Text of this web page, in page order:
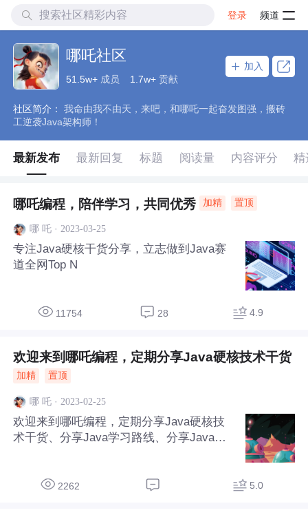
登录 频道
哪吒社区
51.5w+ 成员 1.7w+ 贡献
加入
社区简介：
我命由我不由天，来吧，和哪吒一起奋发图强，搬砖
工逆袭Java架构师！
最新发布 最新回复 标题 阅读量 内容评分 精
哪吒编程，陪伴学习，共同优秀 加精 置顶
哪 吒· 2023-03-25
专注Java硬核干货分享，立志做到Java赛
道全网Top N
11754 28 4.9
欢迎来到哪吒编程，定期分享Java硬核技术干货
加精 置顶
哪 吒· 2023-02-25
欢迎来到哪吒编程，定期分享Java硬核技
术干货、分享Java学习路线、分享Java经
厂~~~
2262 5.0